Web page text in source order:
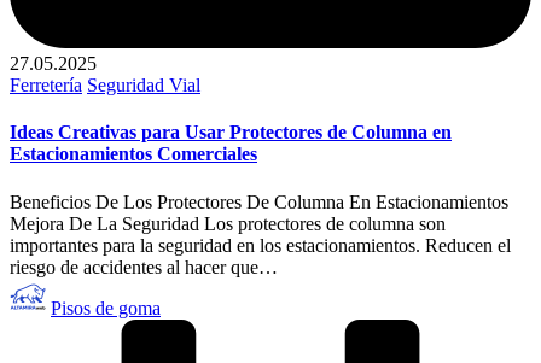
27.05.2025
Publicado
Ferretería Seguridad Vial
Ideas Creativas para Usar Protectores de Columna en
Estacionamientos Comerciales
Beneficios De Los Protectores De Columna En Estacionamientos
Mejora De La Seguridad Los protectores de columna son
importantes para la seguridad en los estacionamientos. Reducen el
riesgo de accidentes al hacer que…
Publicado
por
Pisos de goma